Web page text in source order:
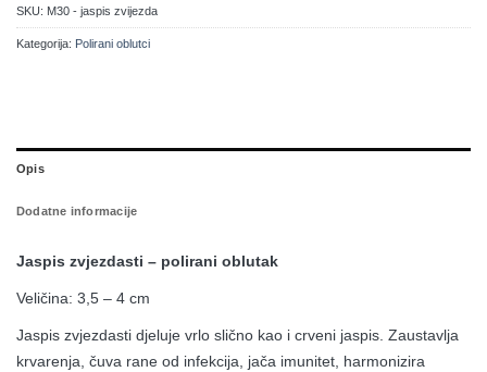
SKU: M30 - jaspis zvijezda
Kategorija: Polirani oblutci
Opis
Dodatne informacije
Jaspis zvjezdasti – polirani oblutak
Veličina: 3,5 – 4 cm
Jaspis zvjezdasti djeluje vrlo slično kao i crveni jaspis. Zaustavlja
krvarenja, čuva rane od infekcija, jača imunitet, harmonizira